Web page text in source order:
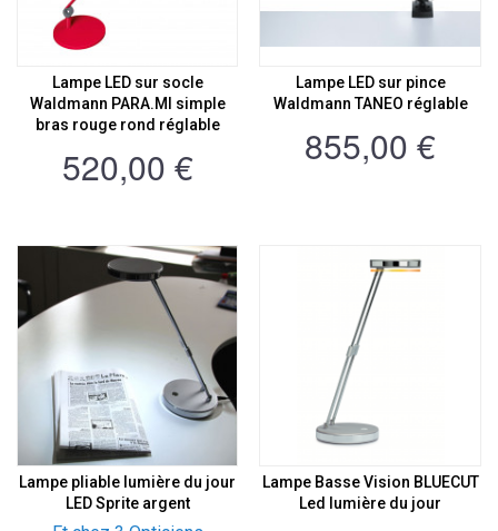
Lampe LED sur socle
Waldmann PARA.MI simple
bras rouge rond réglable
520,00 €
Lampe LED sur pince
Waldmann TANEO réglable
855,00 €
Lampe pliable lumière du jour
LED Sprite argent
Lampe Basse Vision BLUECUT
Led lumière du jour